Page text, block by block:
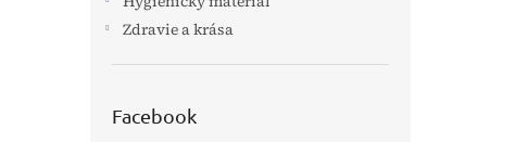
Zdravie a krása
Facebook